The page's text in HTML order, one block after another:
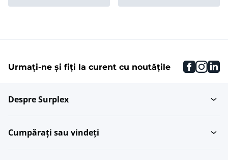
Urmați-ne și fiți la curent cu noutățile
Despre Surplex
Cumpărați sau vindeți